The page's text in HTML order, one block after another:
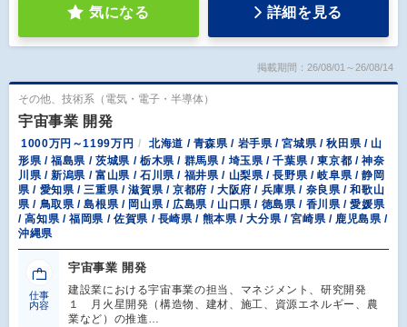
気になる 詳細を見る
掲載期間：26/08/01～26/08/14
その他、技術系（電気・電子・半導体）
宇宙事業 開発
1000万円～1199万円
北海道 / 青森県 / 岩手県 / 宮城県 / 秋田県 / 山
形県 / 福島県 / 茨城県 / 栃木県 / 群馬県 / 埼玉県 / 千葉県 / 東京都 / 神奈
川県 / 新潟県 / 富山県 / 石川県 / 福井県 / 山梨県 / 長野県 / 岐阜県 / 静岡
県 / 愛知県 / 三重県 / 滋賀県 / 京都府 / 大阪府 / 兵庫県 / 奈良県 / 和歌山
県 / 鳥取県 / 島根県 / 岡山県 / 広島県 / 山口県 / 徳島県 / 香川県 / 愛媛県
/ 高知県 / 福岡県 / 佐賀県 / 長崎県 / 熊本県 / 大分県 / 宮崎県 / 鹿児島県 /
沖縄県
仕事
内容
宇宙事業 開発
建設業における宇宙事業の担当、マネジメント、研究開発
１ 月火星開発（構造物、建材、施工、資源エネルギー、農
業など）の推進…